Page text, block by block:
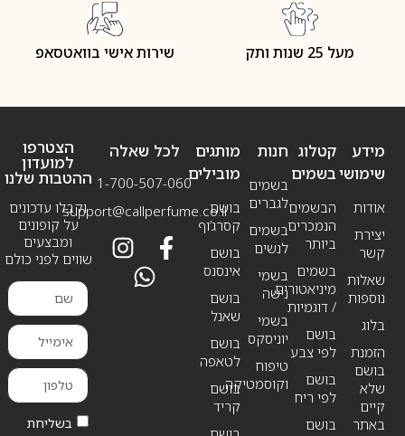
מעל 25 שנות ותק שירות אישי בוואטסאפ
מידע
שימושי
אודות
יצירת
קשר
שאלות
נוספות
בלוג
הזמנת
בושם
שלא
קיים
באתר
חנות
בשמים
לגברים
בשמים
לנשים
בשמי
נישה
בשמי
יוניסקס
טיפוח
וקוסמטיקה
קטלוג
בשמים
הבשמים
הנמכרים
ביותר
בשמים
מיניאטורים
/ דוגמיות
בושם
לפי צבע
בושם
לפי ריח
בושם
מותגים
מובילים
בושם
קסרג’וף
בושם
אינסנס
בושם
שאנל
בושם
לטאפה
בושם
קריד
לכל שאלה
1-700-507-060
support@callperfume.co.il
הצטרפו
למועדון
ההטבות שלנו
וקבלו עדכונים
על קופונים
ומבצעים
שווים לפני כולם
בשליחת